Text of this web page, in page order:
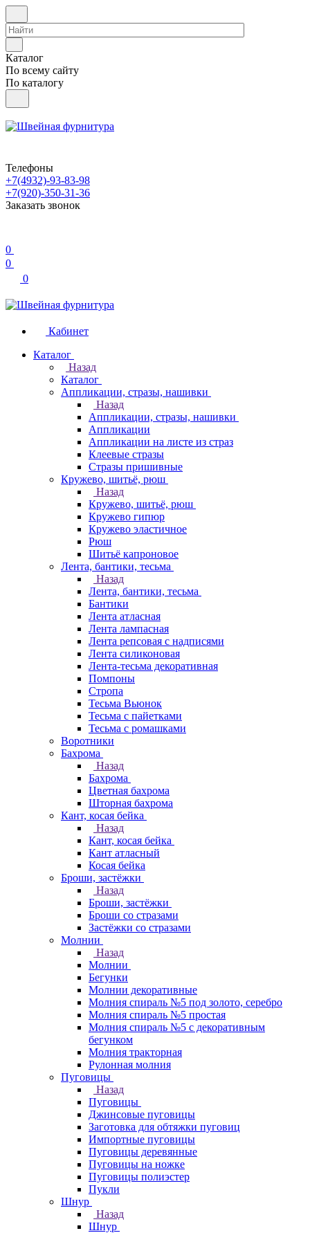
Каталог
По всему сайту
По каталогу
Телефоны
+7(4932)-93-83-98
+7(920)-350-31-36
Заказать звонок
0
0
0
Кабинет
Каталог
Назад
Каталог
Аппликации, стразы, нашивки
Назад
Аппликации, стразы, нашивки
Аппликации
Аппликации на листе из страз
Клеевые стразы
Стразы пришивные
Кружево, шитьё, рюш
Назад
Кружево, шитьё, рюш
Кружево гипюр
Кружево эластичное
Рюш
Шитьё капроновое
Лента, бантики, тесьма
Назад
Лента, бантики, тесьма
Бантики
Лента атласная
Лента лампасная
Лента репсовая с надписями
Лента силиконовая
Лента-тесьма декоративная
Помпоны
Стропа
Тесьма Вьюнок
Тесьма с пайетками
Тесьма с ромашками
Воротники
Бахрома
Назад
Бахрома
Цветная бахрома
Шторная бахрома
Кант, косая бейка
Назад
Кант, косая бейка
Кант атласный
Косая бейка
Броши, застёжки
Назад
Броши, застёжки
Броши со стразами
Застёжки со стразами
Молнии
Назад
Молнии
Бегунки
Молнии декоративные
Молния спираль №5 под золото, серебро
Молния спираль №5 простая
Молния спираль №5 с декоративным
бегунком
Молния тракторная
Рулонная молния
Пуговицы
Назад
Пуговицы
Джинсовые пуговицы
Заготовка для обтяжки пуговиц
Импортные пуговицы
Пуговицы деревянные
Пуговицы на ножке
Пуговицы полиэстер
Пукли
Шнур
Назад
Шнур